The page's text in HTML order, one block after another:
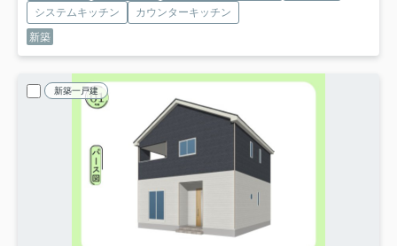
システムキッチン
カウンターキッチン
新築
新築一戸建